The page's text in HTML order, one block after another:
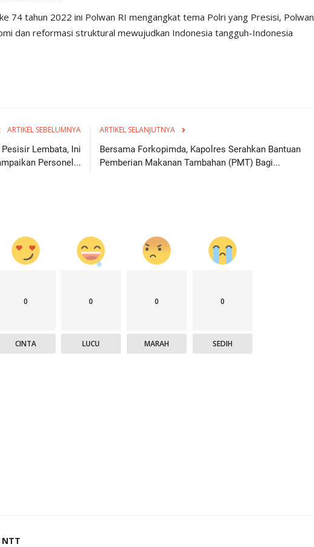
74 tahun 2022 ini Polwan RI mengangkat tema Polri yang Presisi, Polwan
dan reformasi struktural mewujudkan Indonesia tangguh-Indonesia
ARTIKEL SEBELUMNYA
Lembata, Ini
Personel...
ARTIKEL SELANJUTNYA
Bersama Forkopimda, Kapolres Serahkan Bantuan
Pemberian Makanan Tambahan (PMT) Bagi...
0
CINTA
0
LUCU
0
MARAH
0
SEDIH